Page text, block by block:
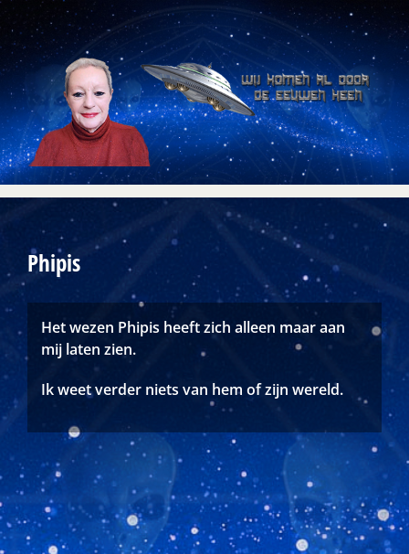
Skip
to
content
Phipis
Het wezen Phipis heeft zich alleen maar aan
mij laten zien.
Ik weet verder niets van hem of zijn wereld.